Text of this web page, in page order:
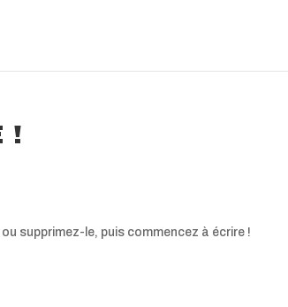
!
supprimez-le, puis commencez à écrire !